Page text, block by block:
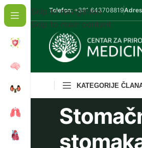
Skip to navigation
Skip to main content
Telefon: +381 643708819
KATEGORIJE